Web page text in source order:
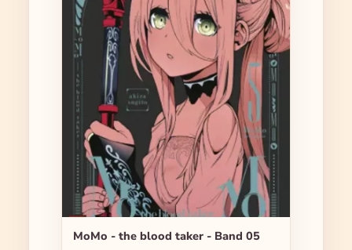
MoMo - the blood taker - Band 05